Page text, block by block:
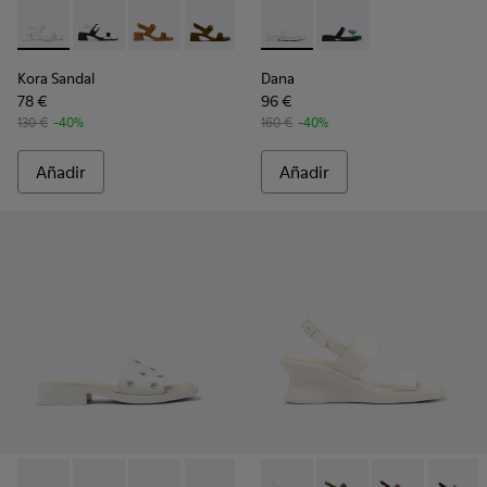
Kora Sandal - K201739-002 - Sandalias de piel blancas para
Kora Sandal - K201739-006 - Sandalias de piel
Kora Sandal - K201739-005
Kora Sandal - K201739-003
Kora Sandal - K201739-001
Kora Sandal
78 €
130 € -40%
Añadir
Dana - K201892-003 -
Dana - K201892-001
Dana
96 €
160 € -40%
Añadir